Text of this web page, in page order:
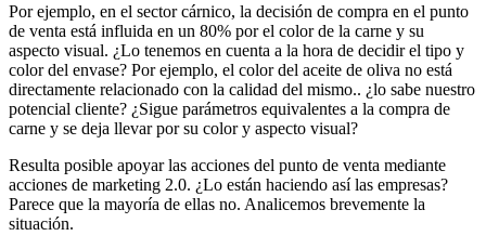
Por ejemplo, en el sector cárnico, la decisión de compra en el punto
de venta está influida en un 80% por el color de la carne y su
aspecto visual. ¿Lo tenemos en cuenta a la hora de decidir el tipo y
color del envase? Por ejemplo, el color del aceite de oliva no está
directamente relacionado con la calidad del mismo.. ¿lo sabe nuestro
potencial cliente? ¿Sigue parámetros equivalentes a la compra de
carne y se deja llevar por su color y aspecto visual?
Resulta posible apoyar las acciones del punto de venta mediante
acciones de marketing 2.0. ¿Lo están haciendo así las empresas?
Parece que la mayoría de ellas no. Analicemos brevemente la
situación.